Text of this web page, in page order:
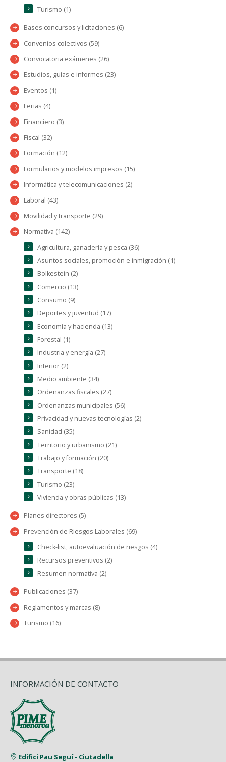
Turismo (1)
Bases concursos y licitaciones (6)
Convenios colectivos (59)
Convocatoria exámenes (26)
Estudios, guías e informes (23)
Eventos (1)
Ferias (4)
Financiero (3)
Fiscal (32)
Formación (12)
Formularios y modelos impresos (15)
Informática y telecomunicaciones (2)
Laboral (43)
Movilidad y transporte (29)
Normativa (142)
Agricultura, ganadería y pesca (36)
Asuntos sociales, promoción e inmigración (1)
Bolkestein (2)
Comercio (13)
Consumo (9)
Deportes y juventud (17)
Economía y hacienda (13)
Forestal (1)
Industria y energía (27)
Interior (2)
Medio ambiente (34)
Ordenanzas fiscales (27)
Ordenanzas municipales (56)
Privacidad y nuevas tecnologías (2)
Sanidad (35)
Territorio y urbanismo (21)
Trabajo y formación (20)
Transporte (18)
Turismo (23)
Vivienda y obras públicas (13)
Planes directores (5)
Prevención de Riesgos Laborales (69)
Check-list, autoevaluación de riesgos (4)
Recursos preventivos (2)
Resumen normativa (2)
Publicaciones (37)
Reglamentos y marcas (8)
Turismo (16)
INFORMACIÓN DE CONTACTO
Edifici Pau Seguí - Ciutadella